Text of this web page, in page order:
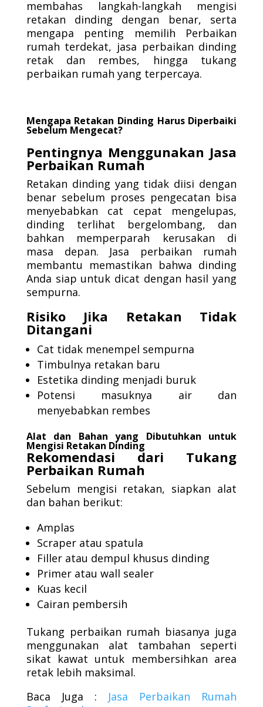
membahas langkah-langkah mengisi
retakan dinding dengan benar, serta
mengapa penting memilih Perbaikan
rumah terdekat, jasa perbaikan dinding
retak dan rembes, hingga tukang
perbaikan rumah yang terpercaya.
Mengapa Retakan Dinding Harus Diperbaiki
Sebelum Mengecat?
Pentingnya Menggunakan Jasa
Perbaikan Rumah
Retakan dinding yang tidak diisi dengan
benar sebelum proses pengecatan bisa
menyebabkan cat cepat mengelupas,
dinding terlihat bergelombang, dan
bahkan memperparah kerusakan di
masa depan. Jasa perbaikan rumah
membantu memastikan bahwa dinding
Anda siap untuk dicat dengan hasil yang
sempurna.
Risiko Jika Retakan Tidak
Ditangani
Cat tidak menempel sempurna
Timbulnya retakan baru
Estetika dinding menjadi buruk
Potensi masuknya air dan
menyebabkan rembes
Alat dan Bahan yang Dibutuhkan untuk
Mengisi Retakan Dinding
Rekomendasi dari Tukang
Perbaikan Rumah
Sebelum mengisi retakan, siapkan alat
dan bahan berikut:
Amplas
Scraper atau spatula
Filler atau dempul khusus dinding
Primer atau wall sealer
Kuas kecil
Cairan pembersih
Tukang perbaikan rumah biasanya juga
menggunakan alat tambahan seperti
sikat kawat untuk membersihkan area
retak lebih maksimal.
Baca Juga : Jasa Perbaikan Rumah